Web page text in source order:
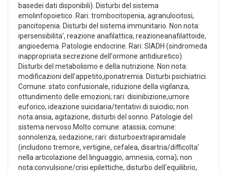
basedei dati disponibili). Disturbi del sistema
emolinfopoietico. Rari: trombocitopenia, agranulocitosi,
pancitopenia. Disturbi del sistema immunitario. Non nota:
ipersensibilita', reazione anafilattica, reazioneanafilattoide,
angioedema. Patologie endocrine. Rari: SIADH (sindromeda
inappropriata secrezione dell'ormone antidiuretico).
Disturbi del metabolismo e della nutrizione. Non nota:
modificazioni dell'appetito,iponatremia. Disturbi psichiatrici.
Comune: stato confusionale, riduzione della vigilanza,
ottundimento delle emozioni; rari: disinibizione,umore
euforico, ideazione suicidaria/tentativi di suicidio; non
nota:ansia, agitazione, disturbi del sonno. Patologie del
sistema nervoso.Molto comune: atassia; comune:
sonnolenza, sedazione; rari: disturboextrapiramidale
(includono tremore, vertigine, cefalea, disartria/difficolta'
nella articolazione del linguaggio, amnesia, coma); non
nota:convulsione/crisi epilettiche, disturbo dell'equilibrio,